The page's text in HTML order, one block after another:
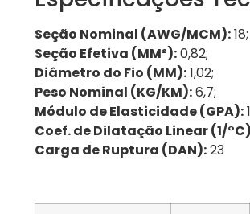
Seção Nominal (AWG/MCM):18;
Seção Efetiva (MM²):0,82;
Diâmetro do Fio (MM):1,02;
Peso Nominal (KG/KM):6,7;
Módulo de Elasticidade (GPA):
Coef. de Dilatação Linear (1/
Carga de Ruptura (DAN):23